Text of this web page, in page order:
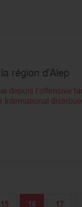
région d’Alep
depuis l’offensive
15 16 17